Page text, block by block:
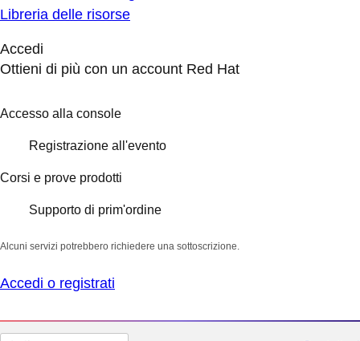
Libreria delle risorse
Accedi
Ottieni di più con un account Red Hat
Accesso alla console
Registrazione all'evento
Corsi e prove prodotti
Supporto di prim'ordine
Alcuni servizi potrebbero richiedere una sottoscrizione.
Accedi o registrati